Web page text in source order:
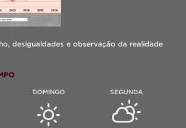
desigualdades e observação da realidade
DOMINGO SEGUNDA